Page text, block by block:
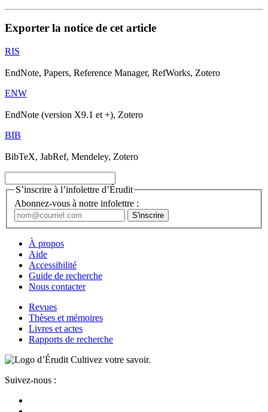
Exporter la notice de cet article
RIS
EndNote, Papers, Reference Manager, RefWorks, Zotero
ENW
EndNote (version X9.1 et +), Zotero
BIB
BibTeX, JabRef, Mendeley, Zotero
S’inscrire à l’infolettre d’Érudit
Abonnez-vous à notre infolettre :
À propos
Aide
Accessibilité
Guide de recherche
Nous contacter
Revues
Thèses et mémoires
Livres et actes
Rapports de recherche
Cultivez votre savoir.
Suivez-nous :